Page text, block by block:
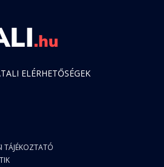
ELÉRHETŐSÉGEK
TÁJÉKOZTATÓ